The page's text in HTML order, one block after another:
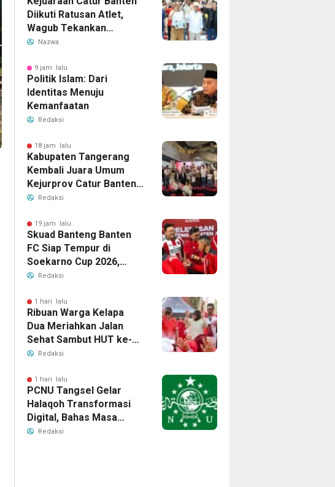
Diikuti Ratusan Atlet,
Wagub Tekankan
Pembinaan Dini
Nazwa
9 jam lalu
Politik Islam: Dari
Identitas Menuju
Kemanfaatan
Redaksi
18 jam lalu
Kabupaten Tangerang
Kembali Juara Umum
Kejurprov Catur Banten
2026, Raih 24 Medali
Redaksi
19 jam lalu
Skuad Banteng Banten
FC Siap Tempur di
Soekarno Cup 2026,
Bawa Misi Harumkan
Redaksi
1 hari lalu
Ribuan Warga Kelapa
Dua Meriahkan Jalan
Sehat Sambut HUT ke-81
RI
Redaksi
1 hari lalu
PCNU Tangsel Gelar
Halaqoh Transformasi
Digital, Bahas Masa
Depan NU di Era Disrupsi
Redaksi